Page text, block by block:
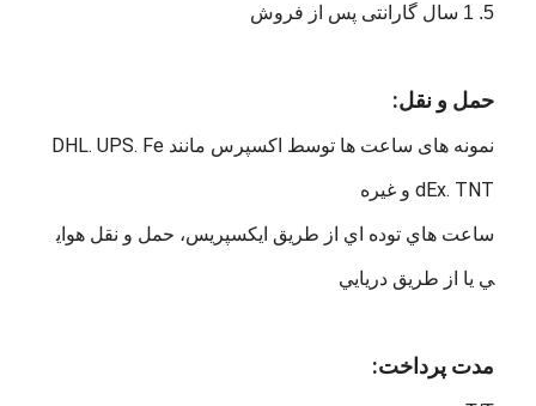
5. 1 سال گارانتی پس از فروش
حمل و نقل:
نمونه های ساعت ها توسط اکسپرس مانند DHL. UPS. Fe
dEx. TNT و غیره
ساعت هاي توده اي از طريق ايکسپريس، حمل و نقل هواي
ي يا از طريق دريايي
مدت پرداخت: